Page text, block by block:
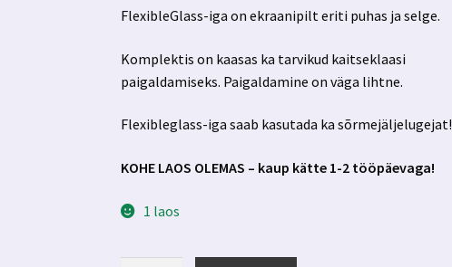
FlexibleGlass-iga on ekraanipilt eriti puhas ja selge.
Komplektis on kaasas ka tarvikud kaitseklaasi
paigaldamiseks. Paigaldamine on väga lihtne.
Flexibleglass-iga saab kasutada ka sõrmejäljelugejat!
KOHE LAOS OLEMAS – kaup kätte 1-2 tööpäevaga!
1 laos